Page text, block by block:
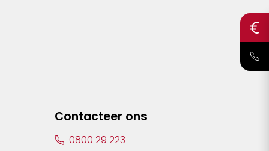
Contacteer ons
0800 29 223